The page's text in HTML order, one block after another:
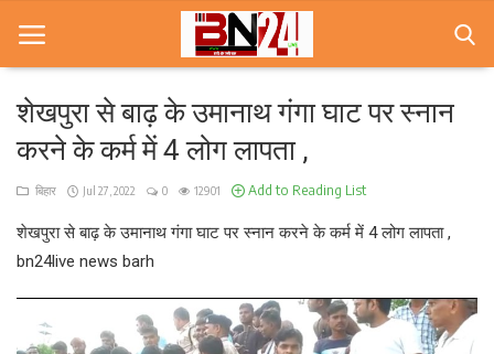
Home
खबरे
खेल
करियर
स्त्री
शेखपुरा से बाढ़ के उमानाथ गंगा घाट पर स्नान
करने के कर्म में 4 लोग लापता ,
बिहार Jul 27, 2022 0 12901 Add to Reading List
शेखपुरा से बाढ़ के उमानाथ गंगा घाट पर स्नान करने के कर्म में 4 लोग लापता ,
bn24live news barh